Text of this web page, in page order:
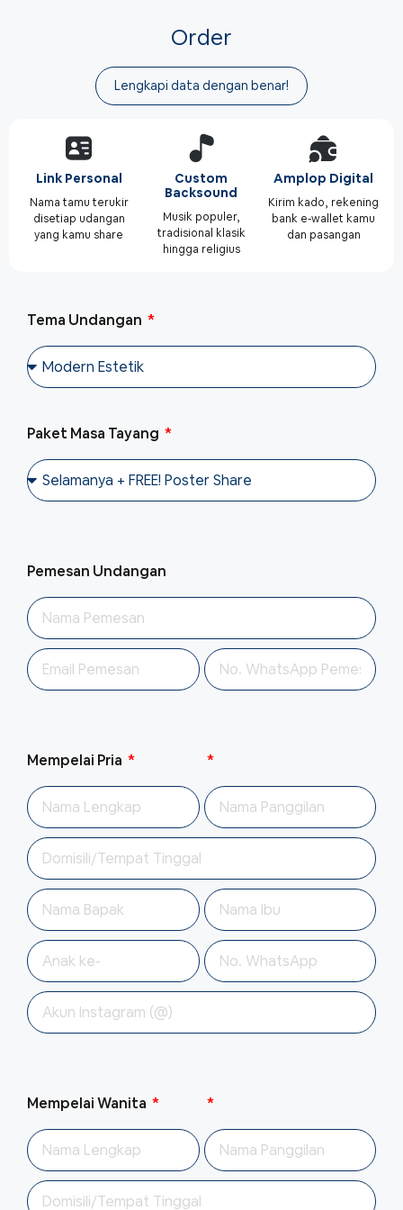
Order
Lengkapi data dengan benar!
Link Personal
Nama tamu terukir
disetiap udangan
yang kamu share
Custom
Backsound
Musik populer,
tradisional klasik
hingga religius
Amplop Digital
Kirim kado, rekening
bank e-wallet kamu
dan pasangan
Tema Undangan
Paket Masa Tayang
Pemesan Undangan
Mempelai Pria
Mempelai Wanita